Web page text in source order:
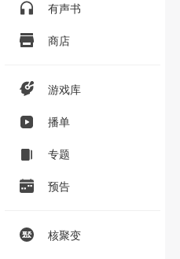
有声书
商店
游戏库
播单
专题
预告
核聚变